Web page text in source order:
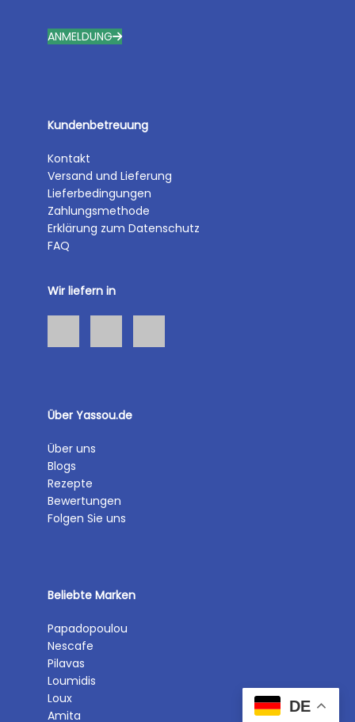
ANMELDUNG
Kundenbetreuung
Kontakt
Versand und Lieferung
Lieferbedingungen
Zahlungsmethode
Erklärung zum Datenschutz
FAQ
Wir liefern in
Über Yassou.de
Über uns
Blogs
Rezepte
Bewertungen
Folgen Sie uns
Beliebte Marken
Papadopoulou
Nescafe
Pilavas
Loumidis
Loux
Amita
DE